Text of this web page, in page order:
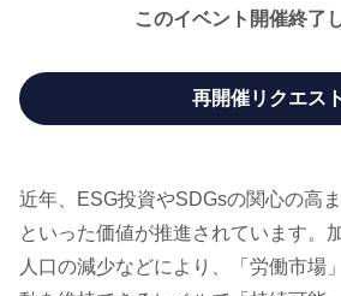
近年、ESG投資やSDGsの関心の高
といった価値が推進されています。
人口の減少などにより、「労働市場
このイベント開催終了
再開催リクエスト